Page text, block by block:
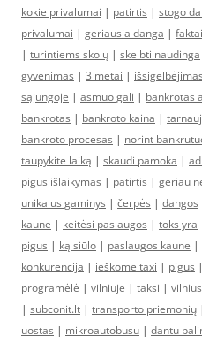
kokie privalumai | patirtis | stogo
privalumai | geriausia danga | faktai
| turintiems skolų | skelbti naudinga
gyvenimas | 3 metai | išsigelbėjimas
sąjungoje | asmuo gali | bankrotas
bankrotas | bankroto kaina |
bankroto procesas | norint
taupykite laiką | skaudi pamoka |
pigus išlaikymas | patirtis | geriau
unikalus gaminys | čerpės | dangos
kaune | keitėsi paslaugos | toks yra
pigus | ką siūlo | paslaugos kaune |
konkurencija | ieškome taxi | pigus |
programėlė | vilniuje | taksi | vilnius
| subconit.lt | transporto priemonių
uostas | mikroautobusu | dantu